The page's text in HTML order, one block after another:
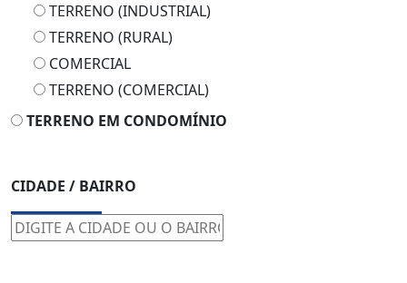
TERRENO (INDUSTRIAL)
TERRENO (RURAL)
COMERCIAL
TERRENO (COMERCIAL)
TERRENO EM CONDOMÍNIO
CIDADE / BAIRRO